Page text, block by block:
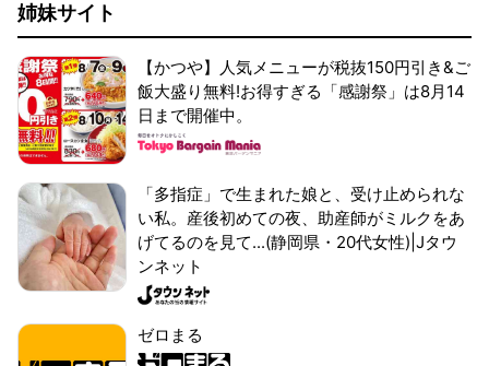
姉妹サイト
【かつや】人気メニューが税抜150円引き&ご
飯大盛り無料!お得すぎる「感謝祭」は8月14
日まで開催中。
「多指症」で生まれた娘と、受け止められな
い私。産後初めての夜、助産師がミルクをあ
げてるのを見て...(静岡県・20代女性)|Jタウ
ンネット
ゼロまる